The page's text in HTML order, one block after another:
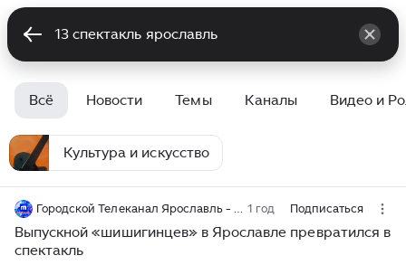
Всё Новости Темы Каналы Видео и
Культура и искусство
Городской Телеканал Ярославль - 32 года в эфире 1 год Подписаться
Выпускной «шишигинцев» в Ярославле превратился в
спектакль